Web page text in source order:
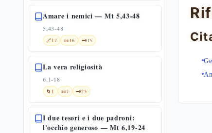
Amare i nemici — Mt 5,43-48
5,43-48
🔗17 📜16 🗝️15
La vera religiosità
6,1-18
🌀 1 📜7 🗝️25
I due tesori e i due padroni:
l'occhio generoso — Mt 6,19-24